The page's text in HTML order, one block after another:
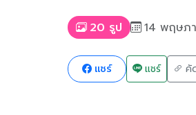
20 รูป 14 พฤษภ
แชร์ แชร์ คั